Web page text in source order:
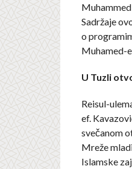
Sadržaje
o
Muhamed-
U Tuzli
Reisul-
ef.
svečanom
Mreže
Islamske